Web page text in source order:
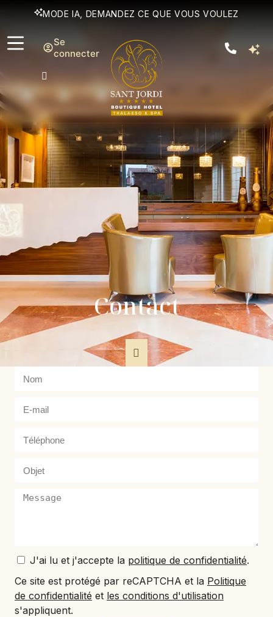
MODE IA, DEMANDEZ CE QUE VOUS VOULEZ
Se
connecter
Contact
J'ai lu et j'accepte la politique de confidentialité.
Ce site est protégé par reCAPTCHA et la Politique
de confidentialité et les conditions d'utilisation
s'appliquent.